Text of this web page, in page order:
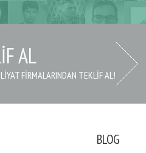
AL
FIRMALARINDAN TEKLIF AL!
BLOG